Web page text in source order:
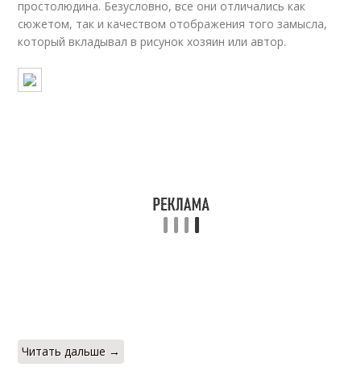
простолюдина. Безусловно, все они отличались как
сюжетом, так и качеством отображения того замысла,
который вкладывал в рисунок хозяин или автор.
Читать дальше →